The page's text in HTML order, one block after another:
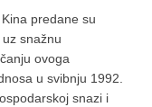
predane su
snažnu
ovoga
u svibnju 1992.
snazi i